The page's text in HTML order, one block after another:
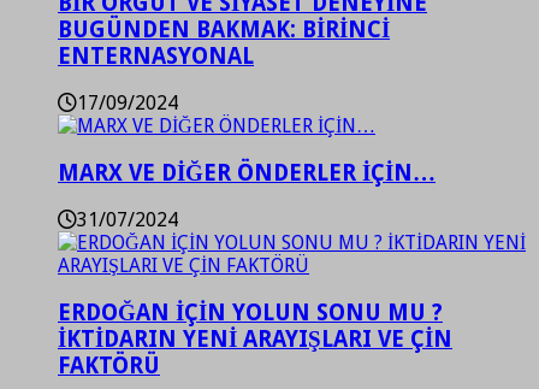
BUGÜNDEN BAKMAK: BİRİNCİ
ENTERNASYONAL
17/09/2024
MARX VE DİĞER ÖNDERLER İÇİN…
31/07/2024
ERDOĞAN İÇİN YOLUN SONU MU ?
İKTİDARIN YENİ ARAYIŞLARI VE ÇİN
FAKTÖRÜ